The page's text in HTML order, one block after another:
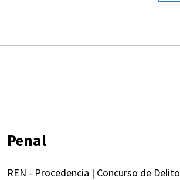
Penal
REN - Procedencia | Concurso de